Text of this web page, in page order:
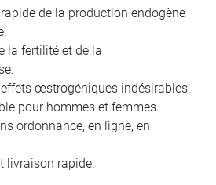
de la production endogène
la fertilité et de la
œstrogéniques indésirables.
pour hommes et femmes.
ordonnance, en ligne, en
livraison rapide.